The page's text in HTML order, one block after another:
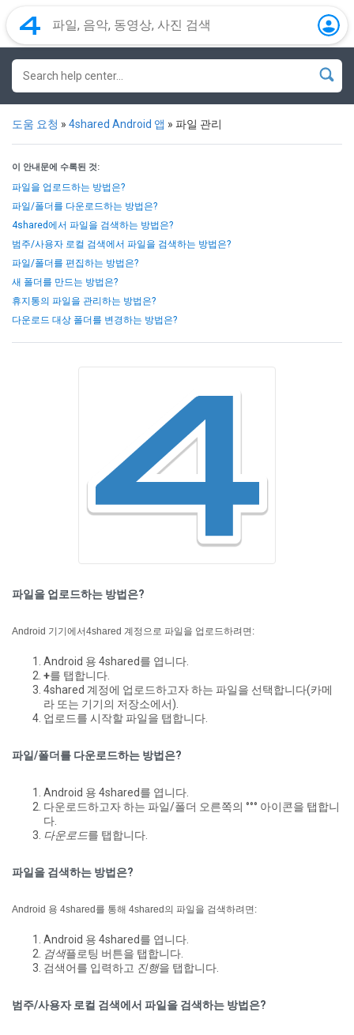
도움 요청 » 4shared Android 앱 » 파일 관리
이 안내문에 수록된 것:
파일을 업로드하는 방법은?
파일/폴더를 다운로드하는 방법은?
4shared에서 파일을 검색하는 방법은?
범주/사용자 로컬 검색에서 파일을 검색하는 방법은?
파일/폴더를 편집하는 방법은?
새 폴더를 만드는 방법은?
휴지통의 파일을 관리하는 방법은?
다운로드 대상 폴더를 변경하는 방법은?
파일을 업로드하는 방법은?
Android 기기에서4shared 계정으로 파일을 업로드하려면:
Android 용 4shared를 엽니다.
+를 탭합니다.
4shared 계정에 업로드하고자 하는 파일을 선택합니다(카메
라 또는 기기의 저장소에서).
업로드를 시작할 파일을 탭합니다.
파일/폴더를 다운로드하는 방법은?
Android 용 4shared를 엽니다.
다운로드하고자 하는 파일/폴더 오른쪽의 °°° 아이콘을 탭합니
다.
다운로드를 탭합니다.
파일을 검색하는 방법은?
Android 용 4shared를 통해 4shared의 파일을 검색하려면:
Android 용 4shared를 엽니다.
검색플로팅 버튼을 탭합니다.
검색어를 입력하고 진행을 탭합니다.
범주/사용자 로컬 검색에서 파일을 검색하는 방법은?